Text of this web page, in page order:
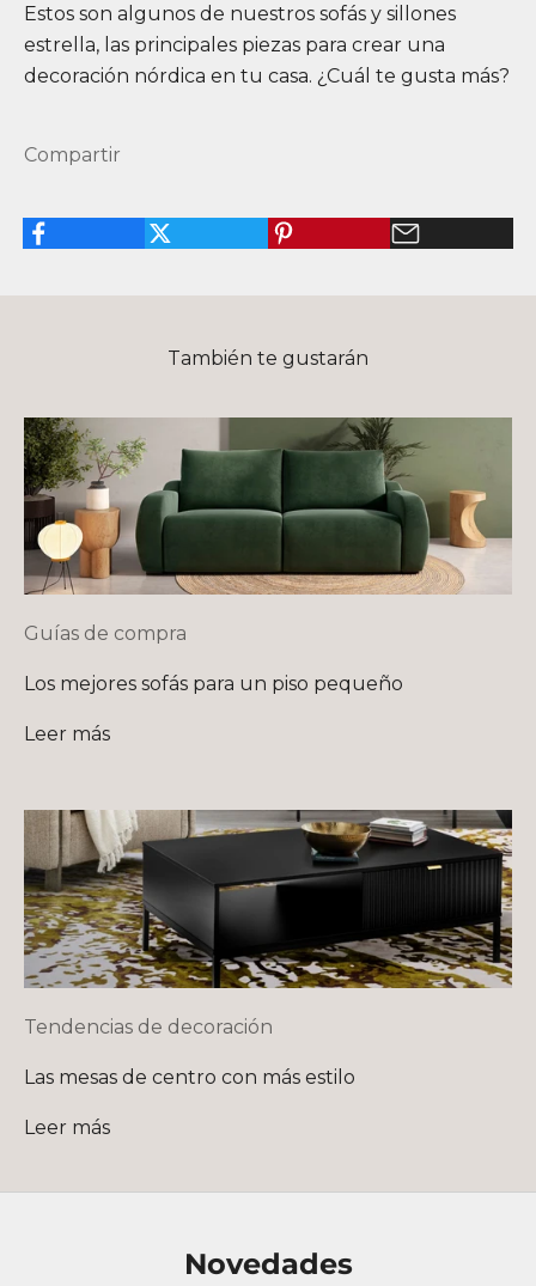
Estos son algunos de nuestros sofás y sillones
estrella, las principales piezas para crear una
decoración nórdica en tu casa. ¿Cuál te gusta más?
Compartir
También te gustarán
Guías de compra
Los mejores sofás para un piso pequeño
Leer más
Tendencias de decoración
Las mesas de centro con más estilo
Leer más
Novedades